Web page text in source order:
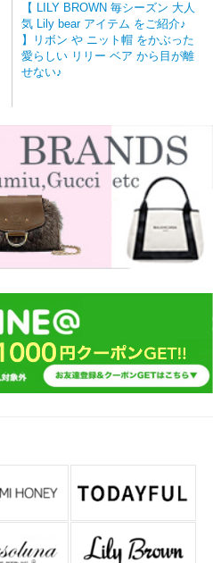
【 LILY BROWN 毎シーズン 大人
気 Lily bear アイテム をご紹介♪
】リボン や ニット帽 をかぶった
愛らしい リリー ベア から目が離
せない♪